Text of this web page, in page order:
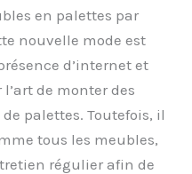
en palettes par
nouvelle mode est
d’internet et
de monter des
palettes. Toutefois, il
tous les meubles,
régulier afin de